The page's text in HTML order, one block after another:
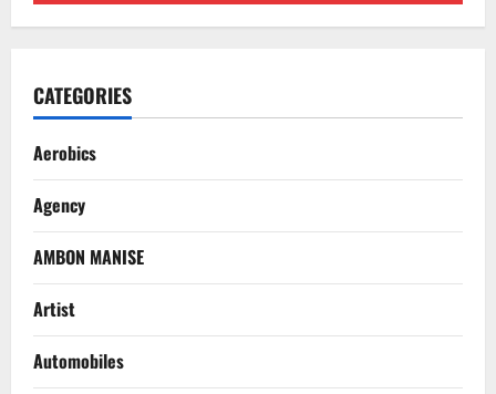
CATEGORIES
Aerobics
Agency
AMBON MANISE
Artist
Automobiles